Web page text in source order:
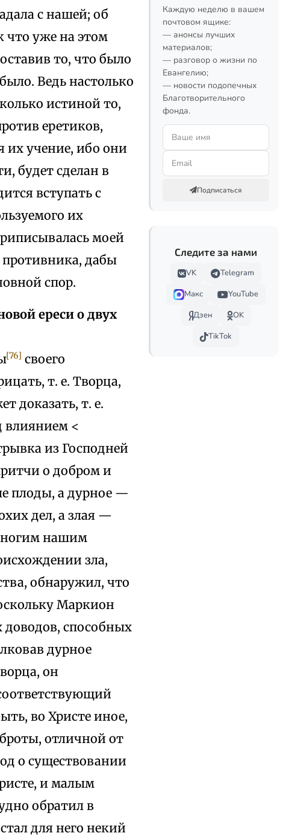
с нашей; об
что уже на этом
то, что было
Ведь настолько
истиной то,
еретиков,
их учение, ибо они
будет сделан в
вступать с
их
моей
противника, дабы
спор.
ереси о двух
[76] своего
т. е. Творца,
доказать, т. е.
влиянием <
из Господней
о добром и
плоды, а дурное —
дел, а злая —
нашим
зла,
обнаружил, что
Маркион
доводов, способных
дурное
он
во Христе иное,
отличной от
о существовании
и малым
обратил в
для него некий
Каждую неделю в вашем
почтовом ящике:
— анонсы лучших
материалов;
— разговор о жизни по
Евангелию;
— новости подопечных
Благотворительного
фонда.
Подписаться
Следите за нами
VK
Telegram
Макс
YouTube
Дзен
OK
TikTok